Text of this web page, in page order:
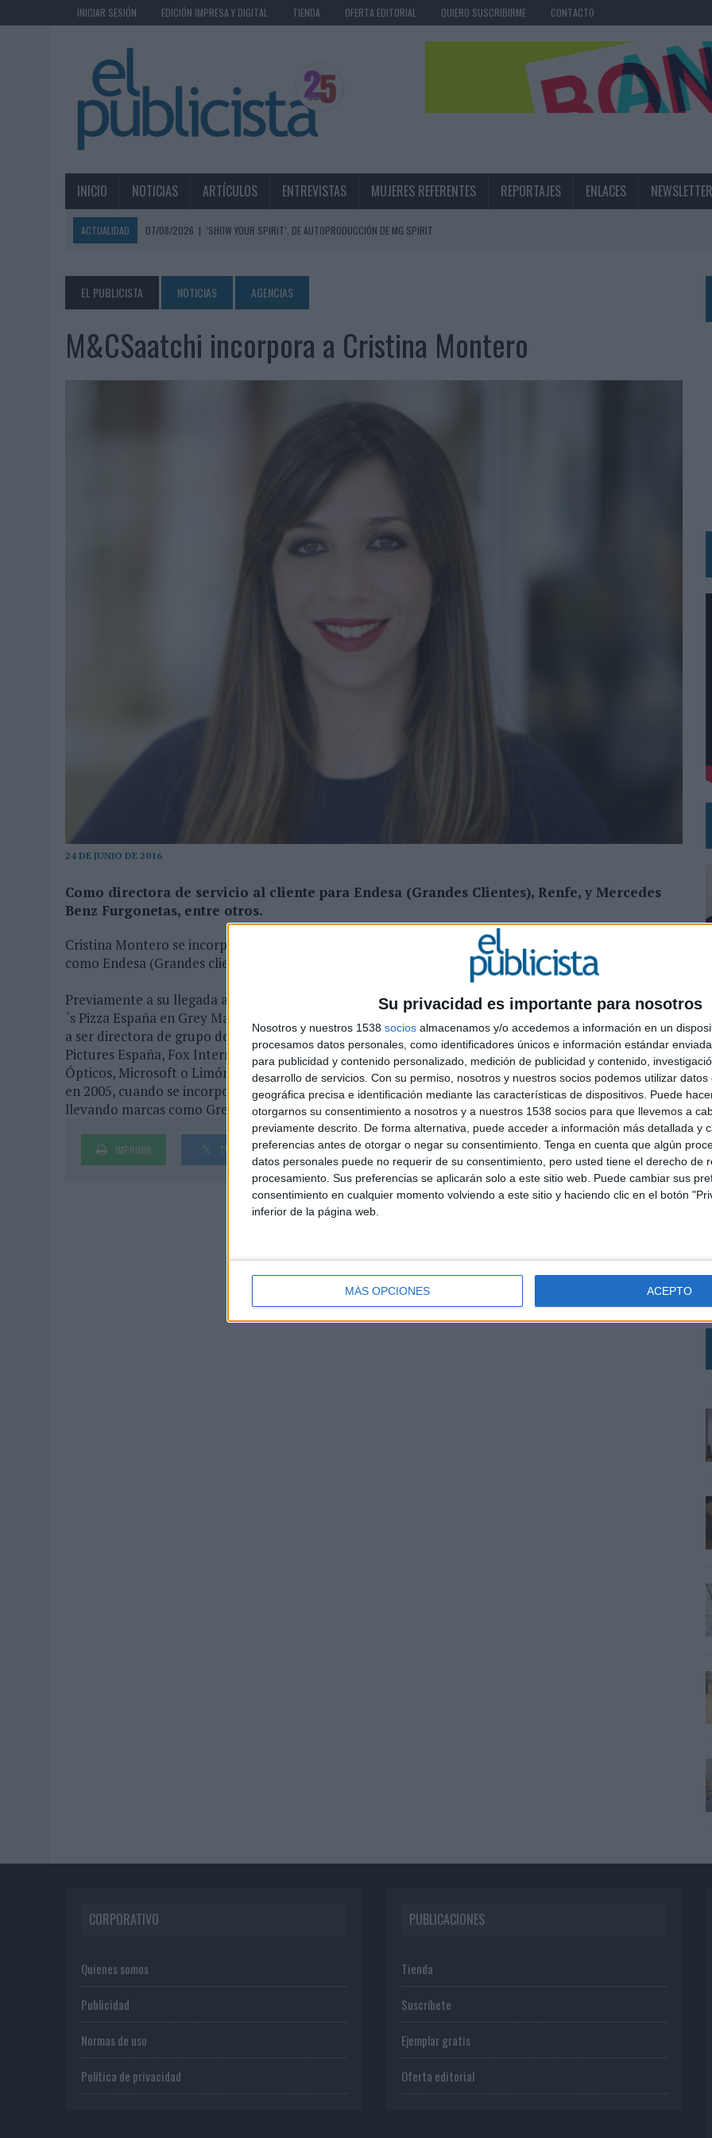
Su privacidad es importante para nosotros
Nosotros y nuestros 1538 socios almacenamos y/o accedemos a información en un
procesamos datos personales, como identificadores únicos e información estándar
para publicidad y contenido personalizado, medición de publicidad y contenido,
desarrollo de servicios. Con su permiso, nosotros y nuestros socios podemos utilizar datos
geográfica precisa e identificación mediante las características de dispositivos. Puede
otorgarnos su consentimiento a nosotros y a nuestros 1538 socios para que llevemos a
previamente descrito. De forma alternativa, puede acceder a información más detallada y
preferencias antes de otorgar o negar su consentimiento. Tenga en cuenta que algún
datos personales puede no requerir de su consentimiento, pero usted tiene el derecho de
procesamiento. Sus preferencias se aplicarán solo a este sitio web. Puede cambiar sus
consentimiento en cualquier momento volviendo a este sitio y haciendo clic en el botón
inferior de la página web.
MÁS OPCIONES ACEPTO
INICIAR SESIÓN EDICIÓN IMPRESA Y DIGITAL TIENDA OFERTA EDITORIAL QUIERO SUSCRIBIRME CONTACTO
INICIO NOTICIAS ARTÍCULOS ENTREVISTAS MUJERES REFERENTES REPORTAJES ENLACES NEWSLETTER
ACTUALIDAD 07/08/2026 | ‘SHOW YOUR SPIRIT’, DE AUTOPRODUCCIÓN DE MG SPIRIT
07/08/2026 | MG SPIRIT RELANZA SU MARCA CON UNA ESTRATEGIA 360º CENTRADA EN EL ORIGEN BARCELONÉS
07/08/2026
PATRÓN CONVIERTE EL NUEVO SINGLE DE ARÓN PIPER EN UNA EXPERIENCIA DE MARCA EN IBIZA
07/08/2026 | EL VERANO PONE A PRUEBA LA ESTRATEGIA DIGITAL DE LAS MARCAS
CUANDO SE APAGUE EL SOL, EL ECLIPSE DE 2026 PONDRÁ A PRUEBA LA CREATIVIDAD DE LAS MARCAS
EL USO DE LA IA GENERATIVA ALCANZA YA AL 62% DE LOS ESPAÑOLES
SYSTEM1 NOMBRA A KIMBERLY BASTONI COMO NUEVA DIRECTORA COMERCIAL GLOBAL
BEON WORLDWIDE LANZA RAÍZ URBANA PARA TRANSFORMAR EL PATRIMONIO HISTÓRICO EN ACTIVOS CULTURALES Y ECONÓMICOS
FABRA COMUNICACIÓN INCORPORA A CASONÁ Y ASUME LA GESTIÓN DE SUS RELACIONES CON LOS MEDIOS
‘ALEXIA PUTELLAS X GALAXY Z FOLD8 – SIN LÍMITES’, DE CHEIL SPAIN PARA SAMSUNG ELECTRONICS IBERIA
EL PUBLICISTA NOTICIAS AGENCIAS
M&CSaatchi incorpora a Cristina Montero
24 DE JUNIO DE 2016
Como directora de servicio al cliente para Endesa (Grandes Clientes), Renfe, y Mercedes
Benz Furgonetas, entre otros.
Cristina Montero se incorpora a M&CSaatchi como client service director, ocupándose de cuentas
como Endesa (Grandes clientes), Renfe y Mercedes Benz Furgonetas, entre otros.
Previamente a su llegada a esta agencia, Cristina Montero ocupó la Dirección de Cuentas de Domino
´s Pizza España en Grey Madrid. Antes desarrolló buena parte de su carrera en Bungalow25, llegando
a ser directora de grupo de cuentas entre las que se encontraban ING Nationale Nederlanden, Sony
Pictures España, Fox International Channels, Orange (France Telecom España), Alain Afflelou
Ópticos, Microsoft o Limón & Nada (The Coca-Cola Company). Su trayectoria profesional comenzó
en 2005, cuando se incorporara al Departamento de Cuentas de TDH (McCann WorldGroup)
llevando marcas como Grefusa, Rodilla e Ifema.
IMPRIMIR TWEET SHARE SHARE ENVIAR PIN
CORPORATIVO
Quienes somos
Publicidad
Normas de uso
Política de privacidad
PUBLICACIONES
Tienda
Suscríbete
Ejemplar gratis
Oferta editorial